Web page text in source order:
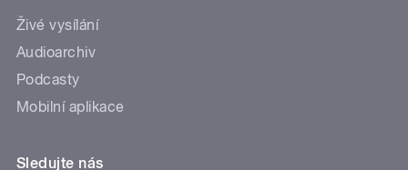
Živé vysílání
Audioarchiv
Podcasty
Mobilní aplikace
Sledujte nás